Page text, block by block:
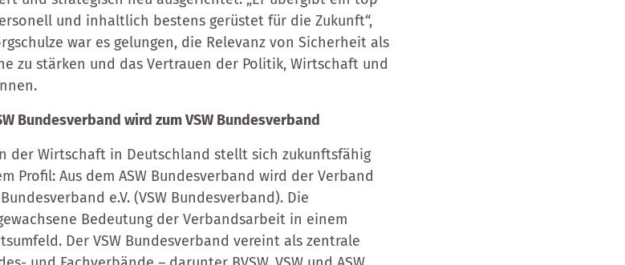
und inhaltlich bestens gerüstet für die Zukunft“,
war es gelungen, die Relevanz von Sicherheit als
zu stärken und das Vertrauen der Politik, Wirtschaft und
Bundesverband wird zum VSW Bundesverband
der Wirtschaft in Deutschland stellt sich zukunftsfähig
Profil: Aus dem ASW Bundesverband wird der Verband
e.V. (VSW Bundesverband). Die
Bedeutung der Verbandsarbeit in einem
Der VSW Bundesverband vereint als zentrale